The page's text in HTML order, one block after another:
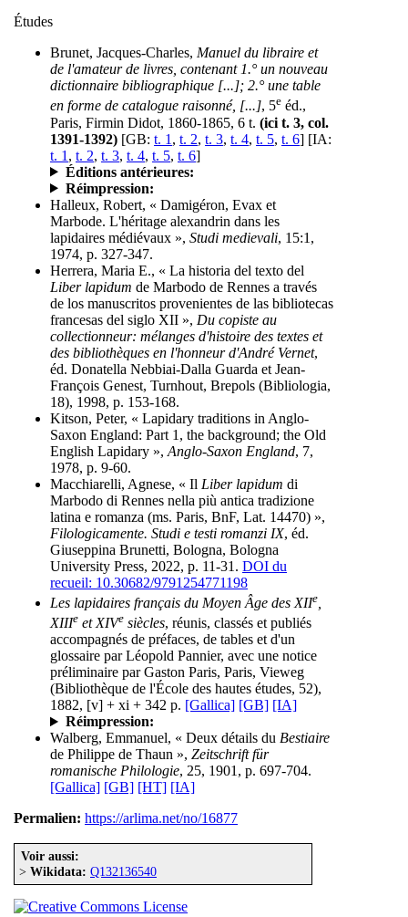
Études
Brunet, Jacques-Charles, Manuel du libraire et
de l'amateur de livres, contenant 1.° un nouveau
dictionnaire bibliographique [...]; 2.° une table
en forme de catalogue raisonné, [...], 5e éd.,
Paris, Firmin Didot, 1860-1865, 6 t. (ici t. 3, col.
1391-1392) [GB: t. 1 , t. 2, t. 3, t. 4, t. 5, t. 6] [IA:
t. 1 , t. 2, t. 3, t. 4, t. 5, t. 6]
Éditions antérieures:
Réimpression:
Halleux, Robert, « Damigéron, Evax et
Marbode. L'héritage alexandrin dans les
lapidaires médiévaux », Studi medievali, 15:1,
1974, p. 327-347.
Herrera, Maria E., « La historia del texto del
Liber lapidum de Marbodo de Rennes a través
de los manuscritos provenientes de las bibliotecas
francesas del siglo XII », Du copiste au
collectionneur: mélanges d'histoire des textes et
des bibliothèques en l'honneur d'André Vernet,
éd. Donatella Nebbiai-Dalla Guarda et Jean-
François Genest, Turnhout, Brepols (Bibliologia,
18), 1998, p. 153-168.
Kitson, Peter, « Lapidary traditions in Anglo-
Saxon England: Part 1, the background; the Old
English Lapidary », Anglo-Saxon England, 7,
1978, p. 9-60.
Macchiarelli, Agnese, « Il Liber lapidum di
Marbodo di Rennes nella più antica tradizione
latina e romanza (ms. Paris, BnF, Lat. 14470) »,
Filologicamente. Studi e testi romanzi IX, éd.
Giuseppina Brunetti, Bologna, Bologna
University Press, 2022, p. 11-31. DOI du
recueil: 10.30682/9791254771198
Les lapidaires français du Moyen Âge des XIIe
XIIIe et XIVe siècles, réunis, classés et publiés
accompagnés de préfaces, de tables et d'un
glossaire par Léopold Pannier, avec une notice
préliminaire par Gaston Paris, Paris, Vieweg
(Bibliothèque de l'École des hautes études, 52),
1882, [v] + xi + 342 p. [Gallica] [GB] [IA]
Réimpression:
Walberg, Emmanuel, « Deux détails du Bestiaire
de Philippe de Thaun », Zeitschrift für
romanische Philologie, 25, 1901, p. 697-704.
[Gallica] [GB] [HT] [IA]
Permalien: https://arlima.net/no/16877
Voir aussi:
> Wikidata: Q132136540